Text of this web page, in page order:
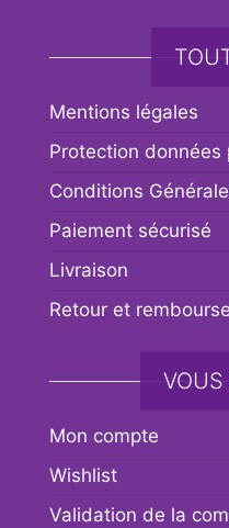
Mentions légales
Protection données
Conditions
Paiement sécurisé
Livraison
Retour et
Mon compte
Wishlist
Validation de la